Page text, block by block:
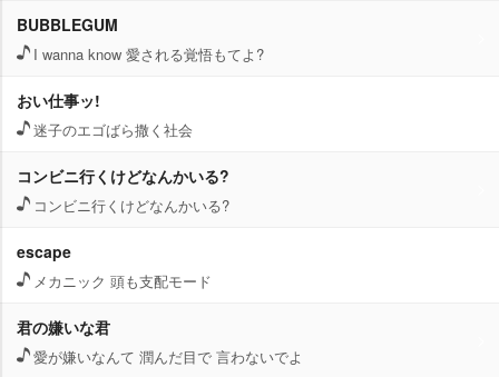
BUBBLEGUM
I wanna know 愛される覚悟もてよ?
おい仕事ッ!
迷子のエゴばら撒く社会
コンビニ行くけどなんかいる?
コンビニ行くけどなんかいる?
escape
メカニック 頭も支配モード
君の嫌いな君
愛が嫌いなんて 潤んだ目で 言わないでよ